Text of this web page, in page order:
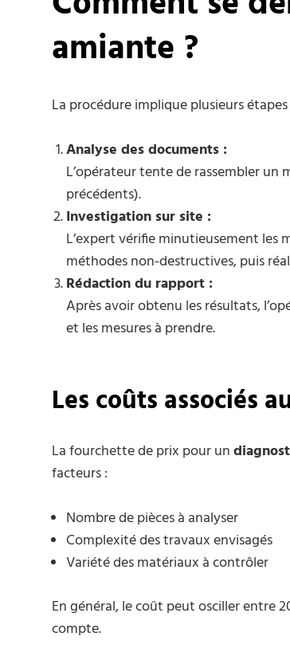
amiante ?
La procédure implique plusieurs étapes
Analyse des documents :
L’opérateur tente de rassembler
précédents).
Investigation sur site :
L’expert vérifie minutieusement les
méthodes non-destructives, puis
Rédaction du rapport :
Après avoir obtenu les résultats,
et les mesures à prendre.
Les coûts associés
La fourchette de prix pour un
facteurs :
Nombre de pièces à analyser
Complexité des travaux envisagés
Variété des matériaux à contrôler
En général, le coût peut osciller entre
compte.